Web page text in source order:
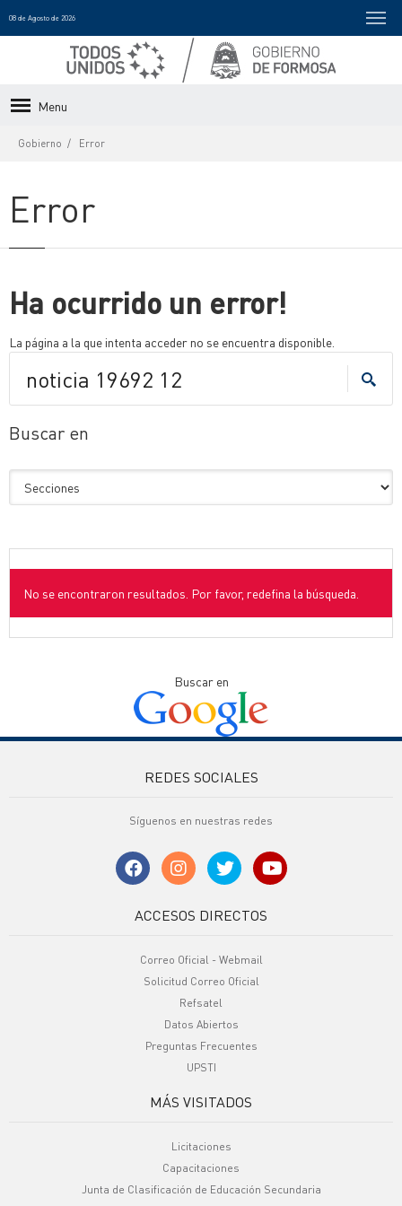
08 de Agosto de 2026
Menu
Gobierno Error
Error
Ha ocurrido un error!
La página a la que intenta acceder no se encuentra disponible.
Buscar en
No se encontraron resultados. Por favor, redefina la búsqueda.
Buscar en
REDES SOCIALES
Síguenos en nuestras redes
ACCESOS DIRECTOS
Correo Oficial - Webmail
Solicitud Correo Oficial
Refsatel
Datos Abiertos
Preguntas Frecuentes
UPSTI
MÁS VISITADOS
Licitaciones
Capacitaciones
Junta de Clasificación de Educación Secundaria